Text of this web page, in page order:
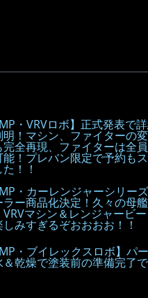
・VRVロボ】正式発表で
明！マシン、ファイターの
完全再現、ファイターは全
能！プレバン限定で予約も
！！
・カーレンジャーシリー
ラー商品化決定！久々の母
VRVマシン＆レンジャービ
しみすぎるぞおおおお！！
・ブイレックスロボ】パ
＆乾燥で塗装前の準備完了で